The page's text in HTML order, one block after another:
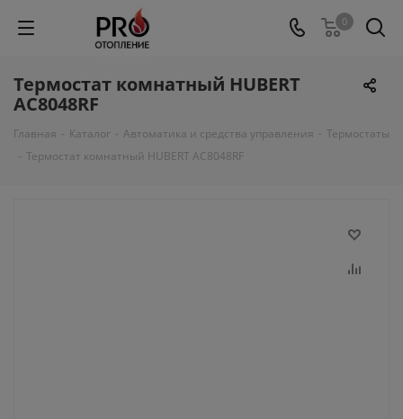
0
Термостат комнатный HUBERT
АС8048RF
Главная - Каталог - Автоматика и средства управления - Термостаты
- Термостат комнатный HUBERT АС8048RF